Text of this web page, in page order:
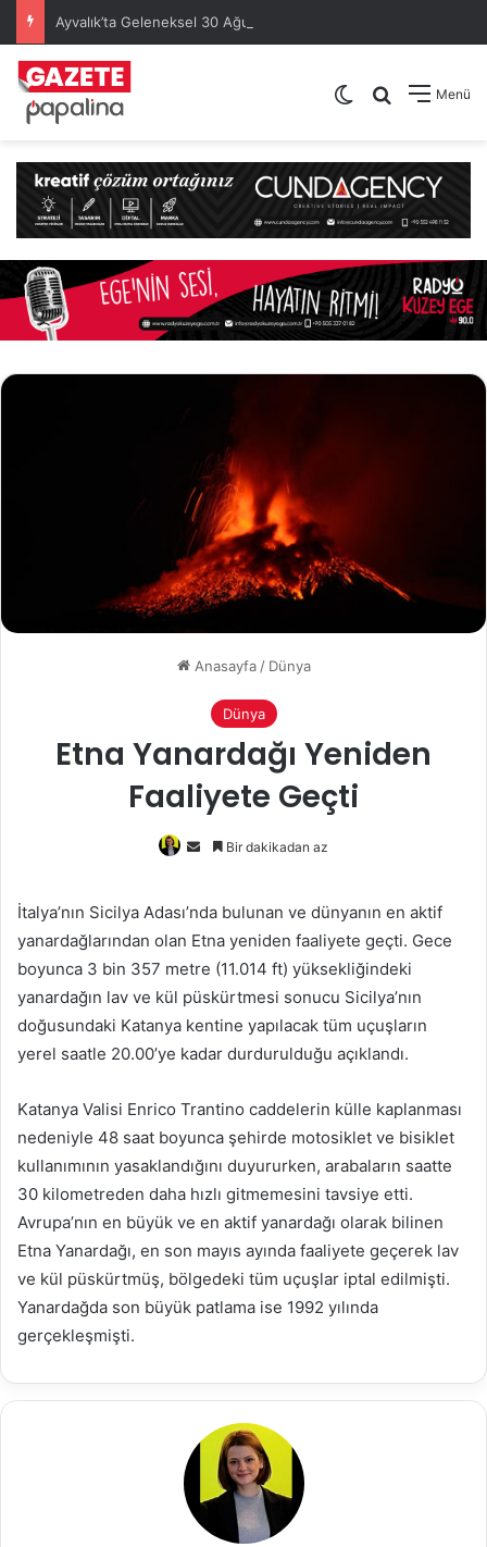
Menü
Arama yap
Dış görünümü
Anasayfa / Dünya
Dünya
Etna Yanardağı Yeniden
Faaliyete Geçti
Bir
göndermek
Bir dakikadan az
İtalya’nın Sicilya Adası’nda bulunan ve dünyanın en aktif
yanardağlarından olan Etna yeniden faaliyete geçti. Gece
boyunca 3 bin 357 metre (11.014 ft) yüksekliğindeki
yanardağın lav ve kül püskürtmesi sonucu Sicilya’nın
doğusundaki Katanya kentine yapılacak tüm uçuşların
yerel saatle 20.00’ye kadar durdurulduğu açıklandı.
Katanya Valisi Enrico Trantino caddelerin külle kaplanması
nedeniyle 48 saat boyunca şehirde motosiklet ve bisiklet
kullanımının yasaklandığını duyururken, arabaların saatte
30 kilometreden daha hızlı gitmemesini tavsiye etti.
Avrupa’nın en büyük ve en aktif yanardağı olarak bilinen
Etna Yanardağı, en son mayıs ayında faaliyete geçerek lav
ve kül püskürtmüş, bölgedeki tüm uçuşlar iptal edilmişti.
Yanardağda son büyük patlama ise 1992 yılında
gerçekleşmişti.